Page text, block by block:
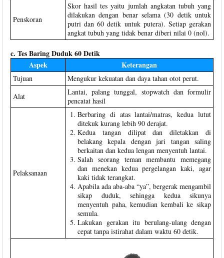
Penskoran
Skor hasil tes yaitu jumlah angkatan tubuh yang
dilakukan dengan benar selama (30 detik untuk
putri dan 60 detik untuk putera). Setiap gerakan
angkat tubuh yang tidak benar diberi nilai 0 (nol).
c. Tes Baring Duduk 60 Detik
Aspek
Keterangan
Tujuan
Mengukur kekuatan dan daya tahan otot perut.
Alat
Lantai, palang tunggal, stopwatch dan formulir
pencatat hasil
Pelaksanaan
Berbaring di atas lantai/matras, kedua lutut
ditekuk kurang lebih 90 derajat.
Kedua tangan dilipat dan diletakkan di
belakang kepala dengan jari tangan saling
berkaitan dan kedua lengan menyentuh lantai.
Salah seorang teman membantu memegang
dan menekan kedua pergelangan kaki, agar
kaki tidak terangkat.
Apabila ada aba-aba “ya”, bergerak mengambil
sikap duduk, sehingga kedua sikunya
menyentuh paha, kemudian kembali ke sikap
semula.
Lakukan gerakan itu berulang-ulang dengan
cepat tanpa istirahat dalam waktu 60 detik.